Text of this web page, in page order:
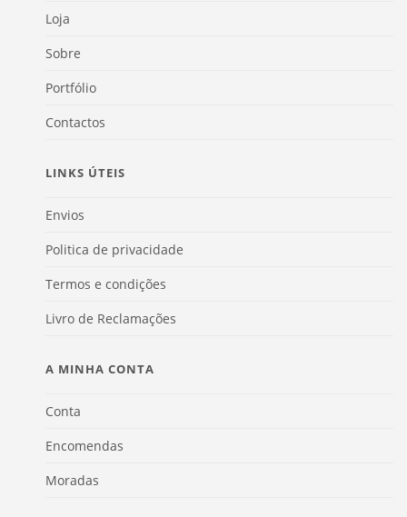
Loja
Sobre
Portfólio
Contactos
LINKS ÚTEIS
Envios
Politica de privacidade
Termos e condições
Livro de Reclamações
A MINHA CONTA
Conta
Encomendas
Moradas